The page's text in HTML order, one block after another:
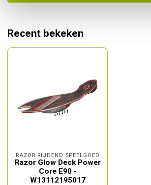
Recent bekeken
RAZOR RIJDEND SPEELGOED
Razor Glow Deck Power
Core E90 -
W13112195017